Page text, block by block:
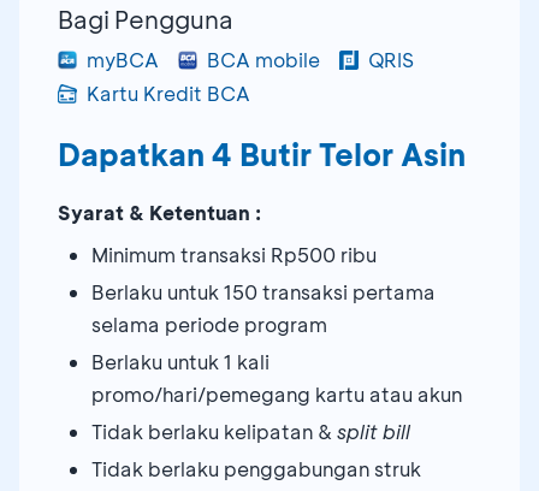
Bagi Pengguna
myBCA BCA mobile
QRIS
Kartu Kredit BCA
Dapatkan 4 Butir Telor Asin
Syarat & Ketentuan :
Minimum transaksi Rp500 ribu
Berlaku untuk 150 transaksi pertama
selama periode program
Berlaku untuk 1 kali
promo/hari/pemegang kartu atau akun
Tidak berlaku kelipatan & split bill
Tidak berlaku penggabungan struk